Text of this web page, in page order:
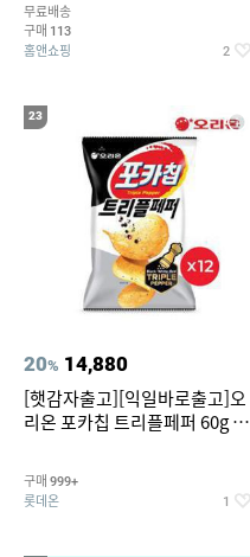
무료배송
구매 113
홈앤쇼핑 2
23
20% 14,880
[햇감자출고][익일바로출고]오
리온 포카칩 트리플페퍼 60g 12
구매 999+
롯데온 1